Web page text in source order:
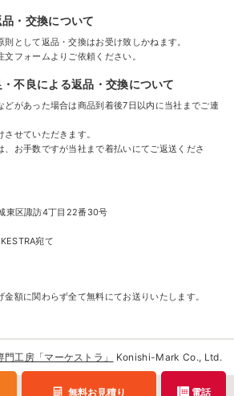
・交換について
として返品・交換はお受け致しかねます。
フォームよりご依頼ください。
不良による返品・交換について
どがあった場合は商品到着後7日以内に当社までご連
せていただきます。
お手数ですが当社まで着払いにてご返送くださ
東区諏訪4丁目22番30号
宛て
額に関わらず全て無料にてお送りいたします。
工房「マーケストラ」 Konishi-Mark Co., Ltd.
無料お見積り 電話